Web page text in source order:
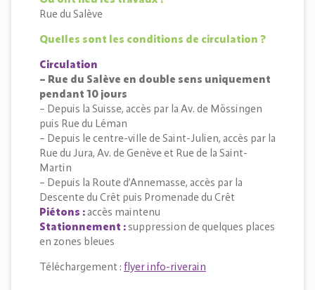
Rue du Salève
Quelles sont les conditions de circulation ?
Circulation
– Rue du Salève en double sens uniquement
pendant 10 jours
– Depuis la Suisse, accès par la Av. de Mössingen
puis Rue du Léman
– Depuis le centre-ville de Saint-Julien, accès par la
Rue du Jura, Av. de Genève et Rue de la Saint-
Martin
– Depuis la Route d’Annemasse, accès par la
Descente du Crêt puis Promenade du Crêt
Piétons : accès maintenu
Stationnement : suppression de quelques places
en zones bleues
Téléchargement : flyer info-riverain